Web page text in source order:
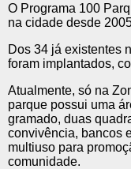
O Programa 100
na cidade desde
Dos 34 já existentes
foram implantados,
Atualmente, só na
parque possui uma
gramado, duas
convivência, bancos
multiuso para
comunidade.